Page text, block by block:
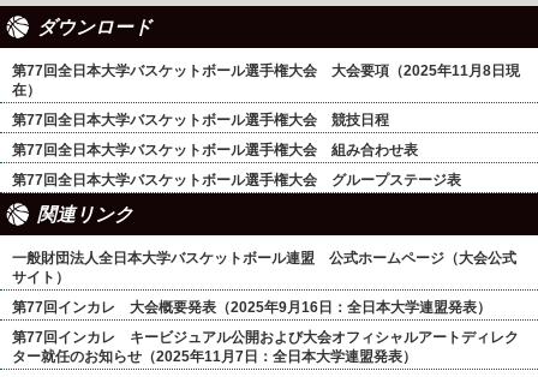
ダウンロード
第77回全日本大学バスケットボール選手権大会 大会要項（2025年11月8日現
在）
第77回全日本大学バスケットボール選手権大会 競技日程
第77回全日本大学バスケットボール選手権大会 組み合わせ表
第77回全日本大学バスケットボール選手権大会 グループステージ表
関連リンク
一般財団法人全日本大学バスケットボール連盟 公式ホームページ（大会公式
サイト）
第77回インカレ 大会概要発表（2025年9月16日：全日本大学連盟発表）
第77回インカレ キービジュアル公開および大会オフィシャルアートディレク
ター就任のお知らせ（2025年11月7日：全日本大学連盟発表）